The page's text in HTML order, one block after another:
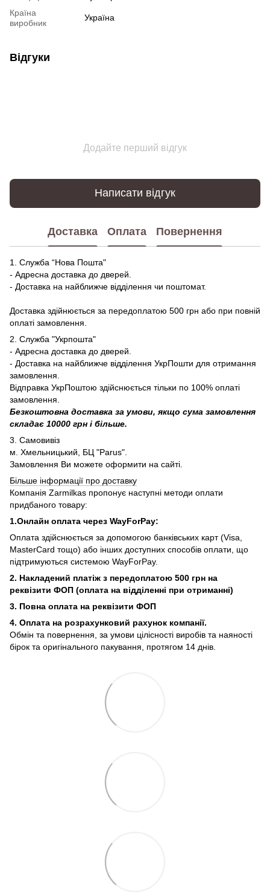
Країна
виробник
Україна
Відгуки
Додайте перший відгук
Написати відгук
Доставка Оплата Повернення
1. Служба “Нова Пошта"
- Адресна доставка до дверей.
- Доставка на найближче відділення чи поштомат.
Доставка здійнюється за передоплатою 500 грн або при повній
оплаті замовлення.
2. Служба "Укрпошта"
- Адресна доставка до дверей.
- Доставка на найближче відділення УкрПошти для отримання
замовлення.
Відправка УкрПоштою здійснюється тільки по 100% оплаті
замовлення.
Безкоштовна доставка за умови, якщо сума замовлення
складає 10000 грн і більше.
3. Самовивіз
м. Хмельницький, БЦ "Parus".
Замовлення Ви можете оформити на сайті.
Більше інформації про доставку
Компанія Zarmilkas пропонує наступні методи оплати
придбаного товару:
1.Онлайн оплата через WayForPay:
Оплата здійснюється за допомогою банківських карт (Visa,
MasterCard тощо) або інших доступних способів оплати, що
підтримуються системою WayForPay.
2. Накладений платіж з передоплатою 500 грн на
реквізити ФОП (оплата на відділенні при отриманні)
3. Повна оплата на реквізити ФОП
4. Оплата на розрахунковий рахунок компанії.
Обмін та повернення, за умови цілісності виробів та наяності
бірок та оригінального пакування, протягом 14 днів.